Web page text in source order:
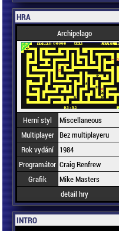
HRA
Archipelago
Herní styl
Miscellaneous
Multiplayer Bez multiplayeru
Rok vydání
1984
Programátor Craig Renfrew
Grafik
Mike Masters
detail hry
INTRO